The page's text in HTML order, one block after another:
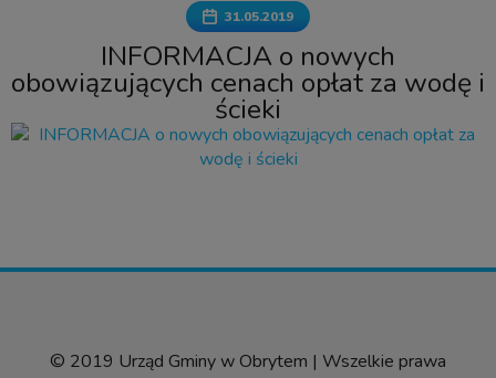
31.05.2019
INFORMACJA o nowych
obowiązujących cenach opłat za wodę i
ścieki
© 2019 Urząd Gminy w Obrytem | Wszelkie prawa